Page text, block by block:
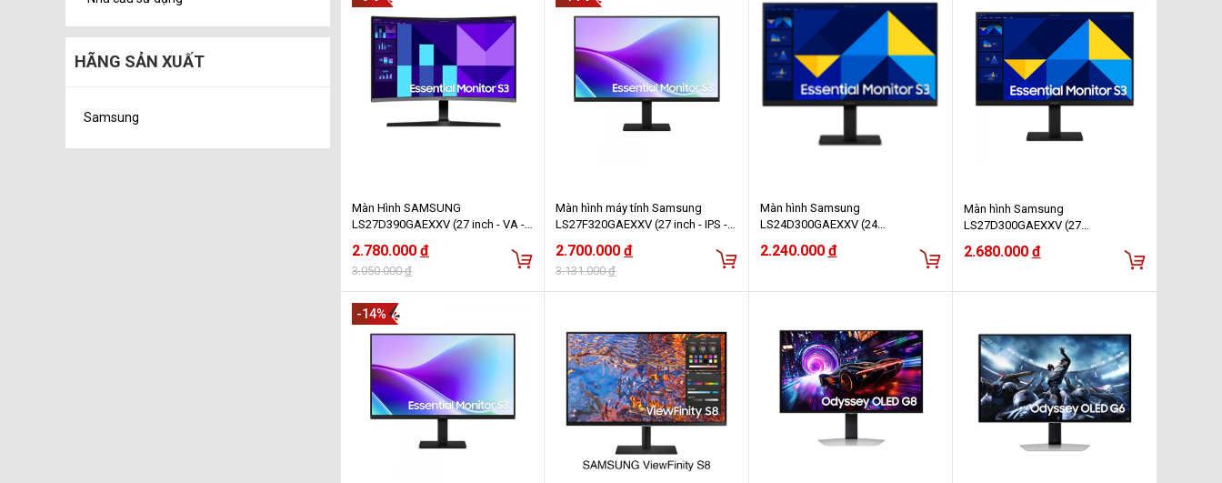
HÃNG SẢN XUẤT
Samsung
Màn Hình SAMSUNG
LS27D390GAEXXV (27 inch - VA -
2.780.000 đ
3.050.000đ
Màn hình máy tính Samsung
LS27F320GAEXXV (27 inch - IPS -
2.700.000đ
3.131.000đ
Màn hình Samsung
LS24D300GAEXXV (24
2.240.000 đ
Màn hình Samsung
LS27D300GAEXXV (27
2.680.000 đ
-14%